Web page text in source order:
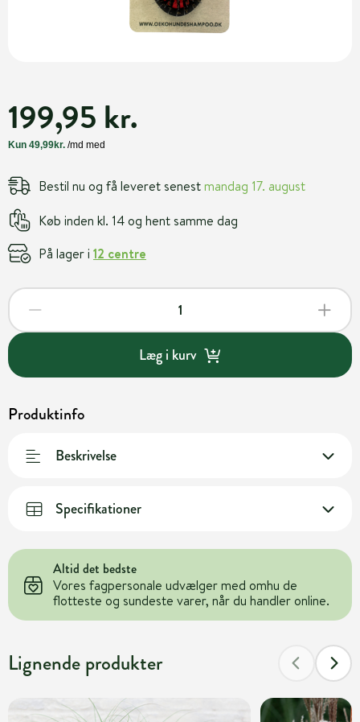
199,95 kr.
Bestil nu og få leveret senestmandag 17. august
Køb inden kl. 14 og hent samme dag
På lager i 12 centre
Læg i kurv
Produktinfo
Beskrivelse
Specifikationer
Altid det bedste
Vores fagpersonale udvælger med omhu de
flotteste og sundeste varer, når du handler online.
Lignende produkter